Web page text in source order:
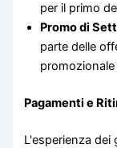
per il primo
Promo di
parte delle
Pagamenti e
L'esperienza dei